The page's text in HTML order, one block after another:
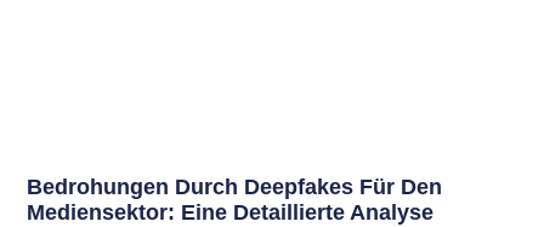
Bedrohungen Durch Deepfakes Für Den
Mediensektor: Eine Detaillierte Analyse